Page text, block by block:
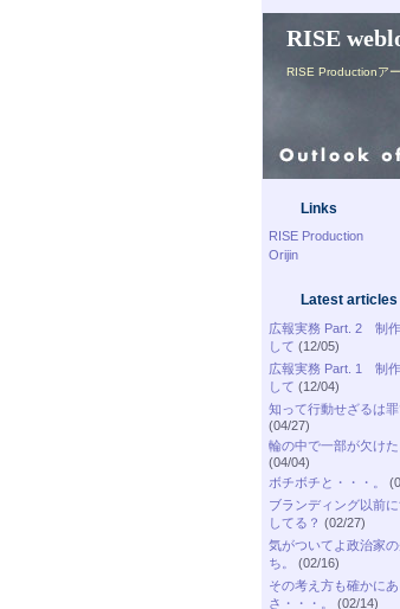
RISE
RISE Productionア
Links
RISE Production
Orijin
Latest articles
広報実務 Part. 2 制
して (12/05)
広報実務 Part. 1 制
して (12/04)
知って行動せざるは
(04/27)
輪の中で一部が欠けた
(04/04)
ボチボチと・・・。
ブランディング以前
してる？ (02/27)
気がついてよ政治家
ち。
(02/16)
その考え方も確かに
さ・・・。
(02/14)